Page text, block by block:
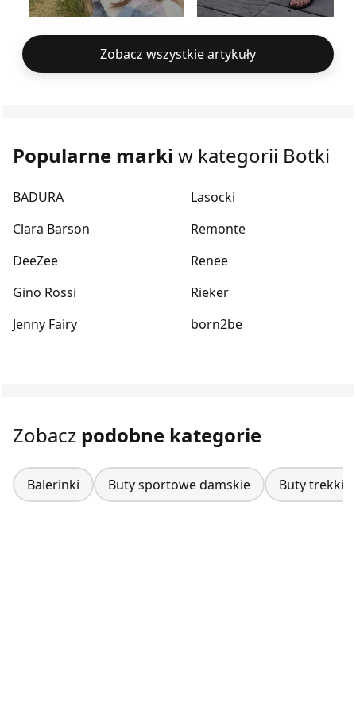
Zobacz wszystkie artykuły
Popularne marki w kategorii Botki
BADURA
Clara Barson
DeeZee
Gino Rossi
Jenny Fairy
Lasocki
Remonte
Renee
Rieker
born2be
Zobacz podobne kategorie
Balerinki Buty sportowe damskie Buty